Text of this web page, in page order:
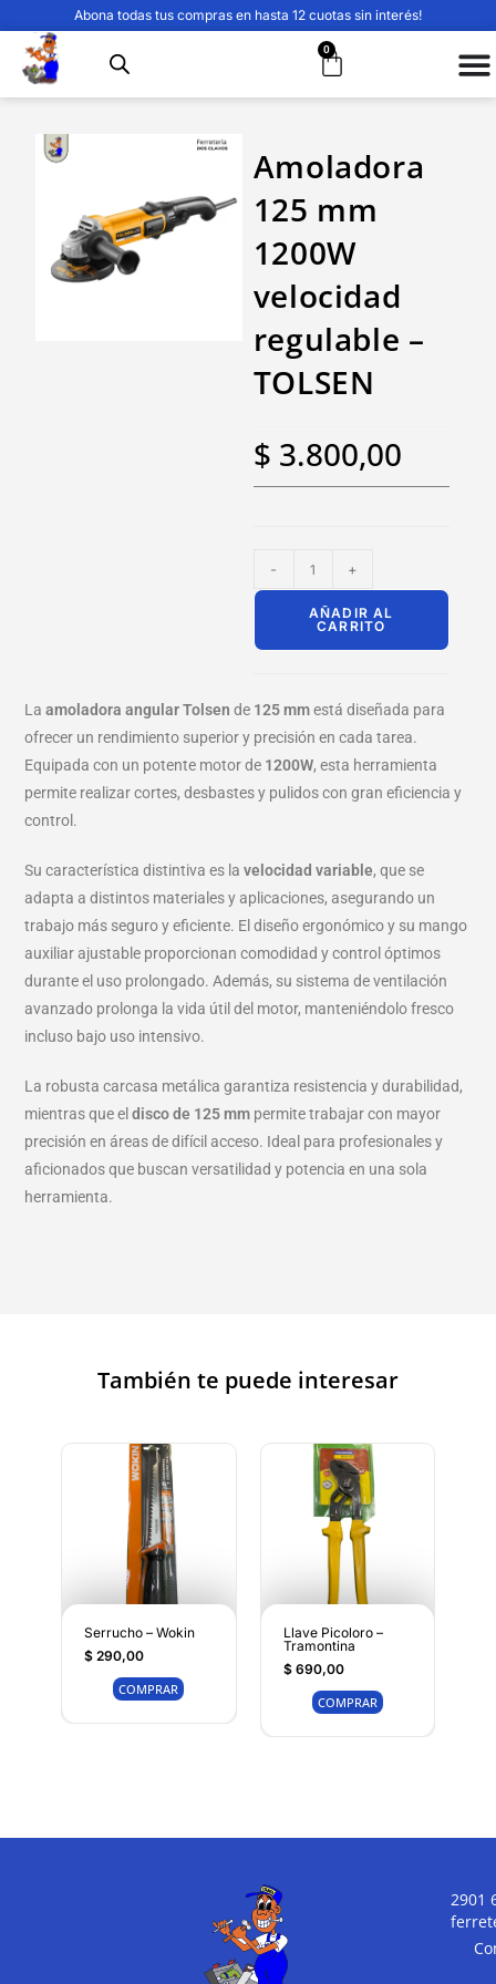
Abona todas tus compras en hasta 12 cuotas sin interés!
0
Amoladora
125 mm
1200W
velocidad
regulable –
TOLSEN
$ 3.800,00
- +
AÑADIR AL
CARRITO
Laamoladora angular Tolsen de 125 mmestá diseñada para
ofrecer un rendimiento superior y precisión en cada tarea.
Equipada con un potente motor de 1200W, esta herramienta
permite realizar cortes, desbastes y pulidos con gran eficiencia y
control.
Su característica distintiva es lavelocidad variable, que se
adapta a distintos materiales y aplicaciones, asegurando un
trabajo más seguro y eficiente. El diseño ergonómico y su mango
auxiliar ajustable proporcionan comodidad y control óptimos
durante el uso prolongado. Además, su sistema de ventilación
avanzado prolonga la vida útil del motor, manteniéndolo fresco
incluso bajo uso intensivo.
La robusta carcasa metálica garantiza resistencia y durabilidad,
mientras que eldisco de 125 mm permite trabajar con mayor
precisión en áreas de difícil acceso. Ideal para profesionales y
aficionados que buscan versatilidad y potencia en una sola
herramienta.
También te puede interesar
Serrucho – Wokin
$290,00
COMPRAR
Llave Picoloro –
Tramontina
$690,00
COMPRAR
2901